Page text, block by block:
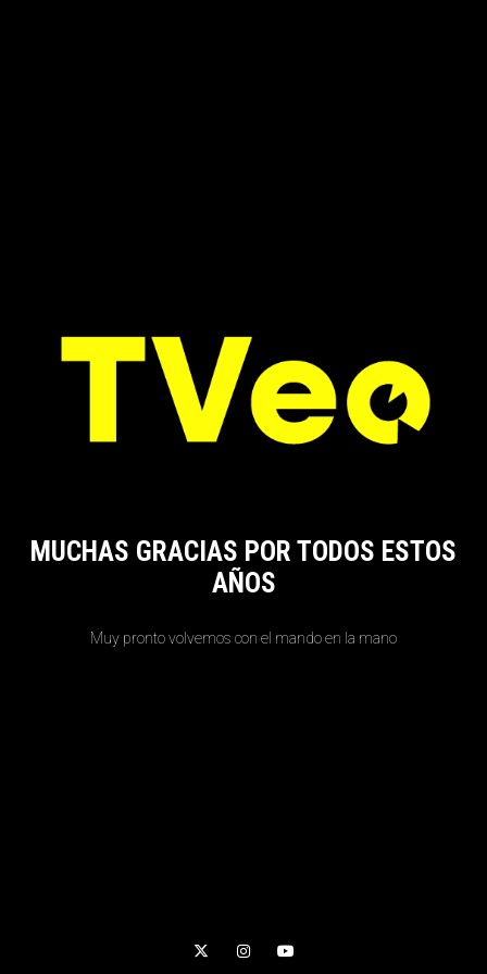
MUCHAS GRACIAS POR TODOS ESTOS
AÑOS
Muy pronto volvemos con el mando en la mano